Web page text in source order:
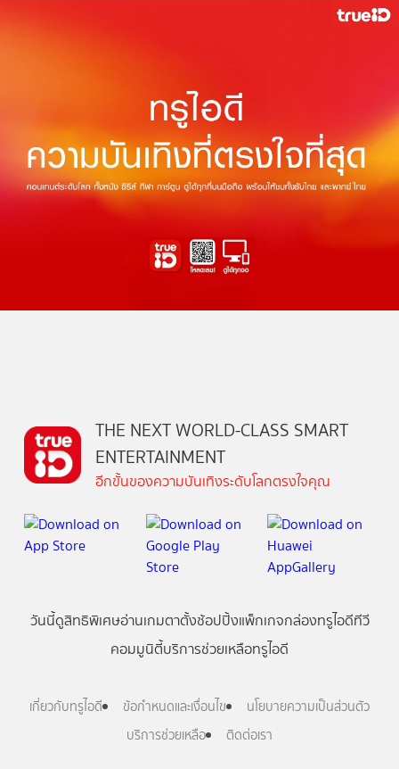
THE NEXT WORLD-CLASS SMART
ENTERTAINMENT
อีกขั้นของความบันเทิงระดับโลกตรงใจคุณ
วันนี้ดูสิทธิพิเศษอ่านเกมตาตั้งช้อปปิ้งแพ็กเกจกล่องทรูไอดีทีวี
คอมมูนิตี้บริการช่วยเหลือทรูไอดี
เกี่ยวกับทรูไอดี ข้อกำหนดและเงื่อนไข
นโยบายความเป็นส่วนตัว
บริการช่วยเหลือ
ติดต่อเรา